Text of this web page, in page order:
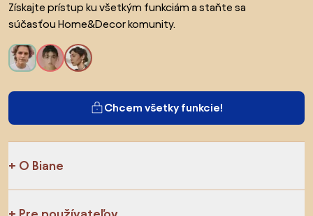
Získajte prístup ku všetkým funkciám a staňte sa
súčasťou Home&Decor komunity.
Chcem všetky funkcie!
O Biane